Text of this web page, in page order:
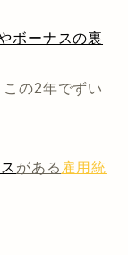
ボーナスの裏
の2年でずい
がある 雇用統